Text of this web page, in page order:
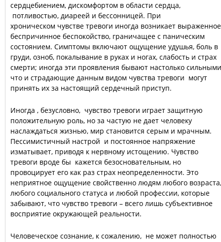
сердцебиением, дискомфортом в области сердца,
потливостью, диареей и бессонницей. При
хроническом чувстве тревоги иногда возникает выраженное
беспричинное беспокойство, граничащее с паническим
состоянием. Симптомы включают ощущение удушья, боль в
груди, озноб, покалывание в руках и ногах, слабость и страх
смерти; иногда эти проявления бывают настолько
что и страдающие данным видом чувства тревоги могут
принять их за настоящий сердечный приступ.
Иногда , безусловно, чувство тревоги играет защитную
положительную роль, но за частую не дает человеку
наслаждаться жизнью, мир становится серым и мрачным.
Пессимистичный настрой и постоянное напряжение
изматывает, приводя к нервному истощению. Чувство
тревоги вроде бы кажется безосновательным, но
провоцирует его как раз страх неопределенности. Это
неприятное ощущение свойственно людям любого возраста,
любого социального статуса и любой профессии, которые
забывают, что чувство тревоги – всего лишь субъективное
восприятие окружающей реальности.
Человеческое сознание, к сожалению, не может полностью